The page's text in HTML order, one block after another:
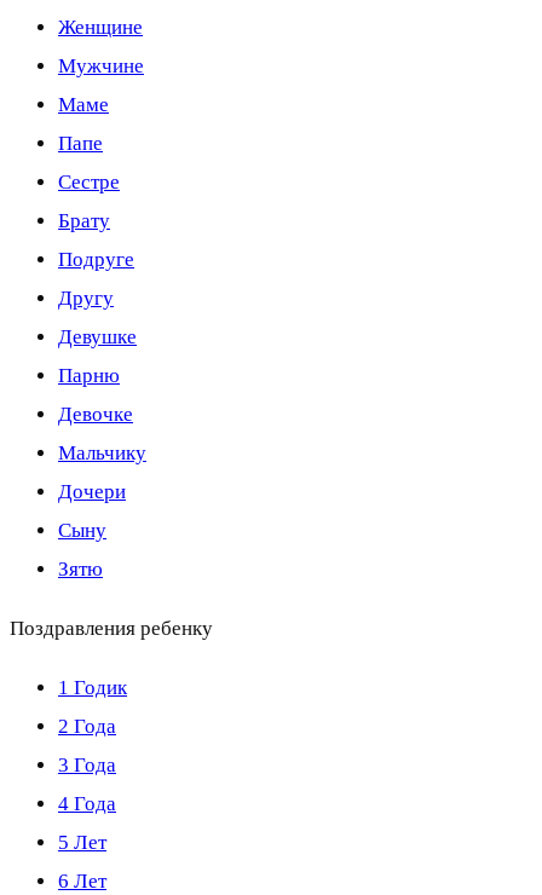
Женщине
Мужчине
Маме
Папе
Сестре
Брату
Подруге
Другу
Девушке
Парню
Девочке
Мальчику
Дочери
Сыну
Зятю
Поздравления ребенку
1 Годик
2 Года
3 Года
4 Года
5 Лет
6 Лет